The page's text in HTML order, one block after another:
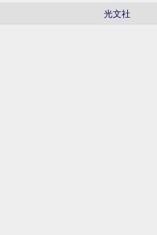
光文社